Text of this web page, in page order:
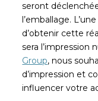
seront
l’emballage.
d’obtenir cette
sera l’impression
Group, nous
d’impression et
influencer votre